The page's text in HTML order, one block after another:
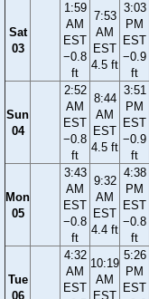
Sat
03
1:59
AM
EST
−0.8
ft
7:53
AM
EST
4.5 ft
3:03
PM
EST
−0.9
ft
Sun
04
2:52
AM
EST
−0.8
ft
8:44
AM
EST
4.5 ft
3:51
PM
EST
−0.9
ft
Mon
05
3:43
AM
EST
−0.8
ft
9:32
AM
EST
4.4 ft
4:38
PM
EST
−0.8
ft
Tue
06
4:32
AM
EST
10:19
AM
EST
5:26
PM
EST